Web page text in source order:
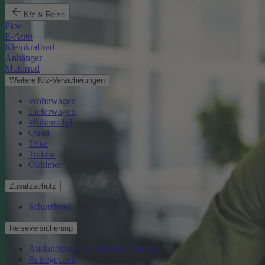
Kfz & Reise
Pkw
E-Auto
Kleinkraftrad
Anhänger
Motorrad
Weitere Kfz-Versicherungen
Wohnwagen
Lieferwagen
Wohnmobil
Quad
Trike
Traktor
Oldtimer
Zusatzschutz
Schutzbrief
Reiseversicherung
Auslandsreisekrankenversicherung
Reisegepäck